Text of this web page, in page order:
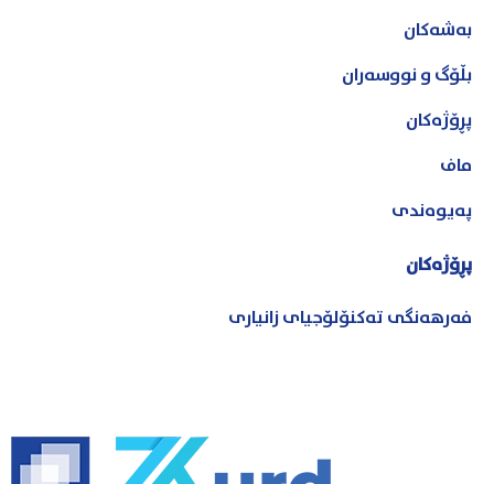
بەشەکان
بڵۆگ و نووسەران
پڕۆژەکان
ماف
پەیوەندی
پڕۆژەکان
فەرهەنگی تەکنۆلۆجیای زانیاری